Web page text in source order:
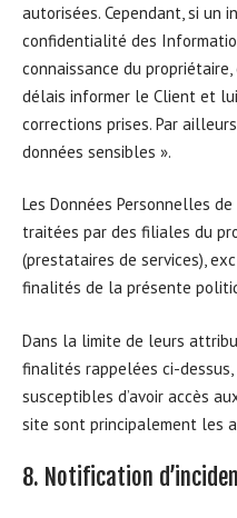
autorisées. Cependant, si un
confidentialité des
connaissance du
délais informer le Client et
corrections prises. Par
données sensibles ».
Les Données Personnelles
traitées par des filiales du
(prestataires de services),
finalités de la présente
Dans la limite de leurs
finalités rappelées ci-
susceptibles d’avoir accès
site sont principalement les
8. Notification